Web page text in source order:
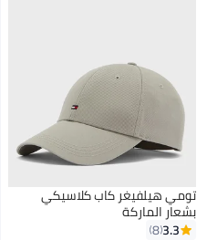
تومي هيلفيغر كاب كلاسيكي
بشعار الماركة
3.3
8